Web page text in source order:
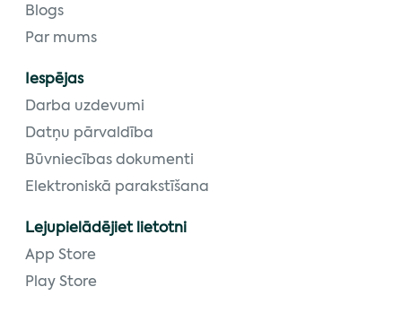
Blogs
Par mums
Iespējas
Darba uzdevumi
Datņu pārvaldība
Būvniecības dokumenti
Elektroniskā parakstīšana
Lejupielādējiet lietotni
App Store
Play Store